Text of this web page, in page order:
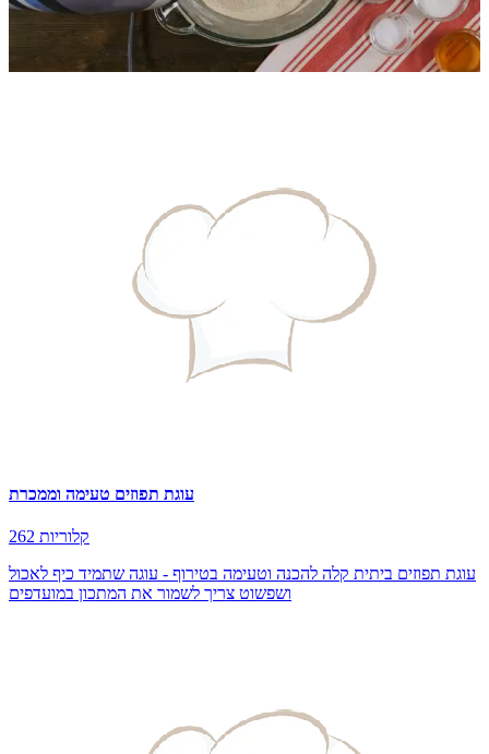
עוגת תפוזים טעימה וממכרת
262 קלוריות
עוגת תפוזים ביתית קלה להכנה וטעימה בטירוף - עוגה שתמיד כיף לאכול
ושפשוט צריך לשמור את המתכון במועדפים